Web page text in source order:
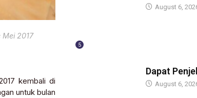
2017
kembali di
untuk bulan
August 6,
5
Dapat
August 6,